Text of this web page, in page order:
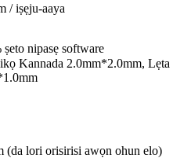
/ iṣẹju-aaya
ṣeto nipasẹ software
Kannada 2.0mm*2.0mm, Lẹta
(da lori orisirisi awọn ohun elo)